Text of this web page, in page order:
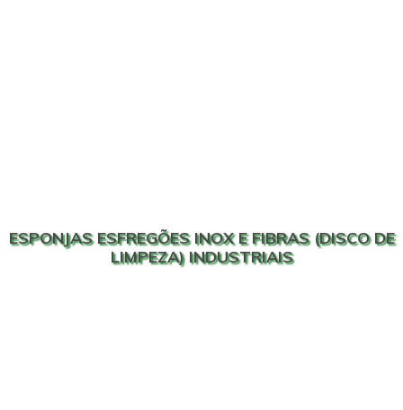
ESPONJAS ESFREGÕES INOX E FIBRAS (DISCO DE
LIMPEZA) INDUSTRIAIS